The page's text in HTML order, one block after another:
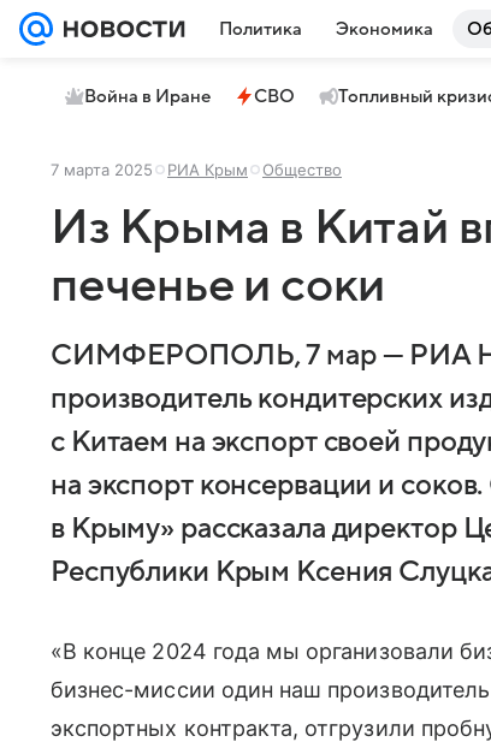
Политика Экономика
Война в Иране СВО Топливный
7 марта 2025 РИА Крым Общество
Из Крыма в Китай
печенье и соки
СИМФЕРОПОЛЬ, 7 мар — РИА
производитель кондитерских
с Китаем на экспорт своей
на экспорт консервации и
в Крыму» рассказала директор
Республики Крым Ксения
«В конце 2024 года мы организовали
бизнес-миссии один наш
экспортных контракта, отгрузили